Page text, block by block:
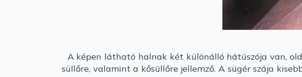
A képen látható halnak két különálló hátúszója van,
süllőre, valamint a kősüllőre jellemző. A sügér szája